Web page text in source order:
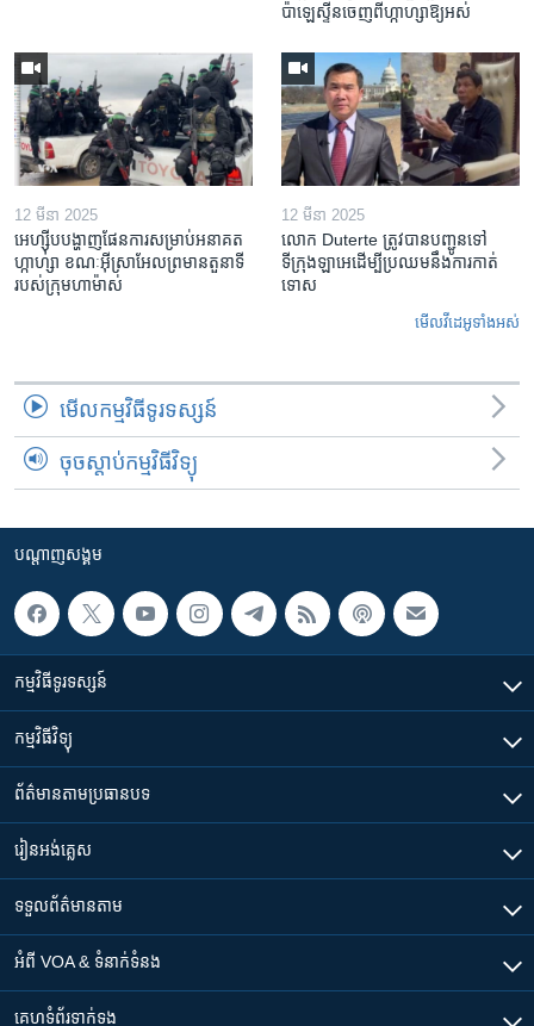
ប៉ាឡេស្ទីន​ចេញពី​ហ្កាហ្សា​ឱ្យ​អស់
12 មីនា 2025
អេហ្ស៊ីប​បង្ហាញ​ផែនការ​សម្រាប់​អនាគត​
ហ្កាហ្សា ខណៈ​អ៊ីស្រាអែល​ព្រមាន​តួនាទី​
របស់​ក្រុម​ហាម៉ាស់
12 មីនា 2025
លោក Duterte ត្រូវ​បាន​បញ្ជូនទៅ
ទីក្រុងឡាអេ​ដើម្បី​ប្រឈម​នឹង​ការកាត់
ទោស
មើល​វីដេអូ​ទាំង​អស់
មើល​កម្មវិធី​ទូរទស្សន៍
ចុចស្តាប់កម្មវិធីវិទ្យុ
បណ្តាញ​សង្គម
កម្មវិធី​ទូរទស្សន៍
កម្មវិធី​វិទ្យុ
ព័ត៌មាន​តាមប្រធានបទ​
រៀន​​អង់គ្លេស
ទទួល​ព័ត៌មាន​តាម
អំពី​ VOA & ទំនាក់ទំនង
គេហទំព័រ​​ទាក់ទង